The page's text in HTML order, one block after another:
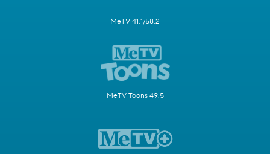
MeTV 41.1/58.2
MeTV Toons 49.5